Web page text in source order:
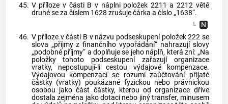
45. V příloze v části B v náplni položek 2211 a 2212 větě
druhé se za číslem 1628 zrušuje čárka a číslo „1638“.
46. V příloze v části B v názvu podseskupení položek 222 se
slova „příjmy z finančního vypořádání“ nahrazují slovy
„podobné příjmy“ a doplňuje se jeho náplň, která zní: „Na
položky tohoto podseskupení zařazují organizace
vratky, nepostupují-li cestou výdajové kompenzace.
Výdajovou kompenzací se rozumí zaúčtování přijaté
částky (vratky) poukázané fyzickou nebo právnickou
osobou jako část částky, kterou od organizace dříve
dostala zejména jako dotaci nebo jiný transfer, minusem